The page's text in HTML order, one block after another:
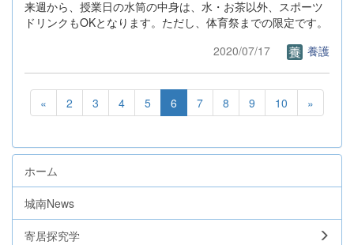
来週から、授業日の水筒の中身は、水・お茶以外、スポーツ
ドリンクもOKとなります。ただし、体育祭までの限定です。
2020/07/17
養護
« 2 3 4 5 6 7 8 9 10 »
ホーム
城南News
寄居探究学